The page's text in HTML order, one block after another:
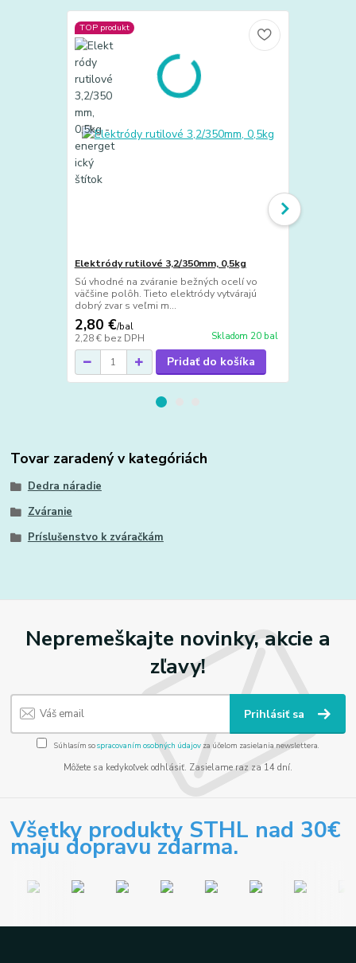
TOP produkt
Elektródy rutilové 3,2/350mm, 0,5kg
Sú vhodné na zváranie bežných ocelí vo
väčšine polôh. Tieto elektródy vytvárajú
dobrý zvar s veľmi m...
2,80 €/bal
2,28 € bez DPH Skladom 20 bal
Pridať do košíka
Tovar zaradený v kategóriách
Dedra náradie
Zváranie
Príslušenstvo k zváračkám
Nepremeškajte novinky, akcie a
zľavy!
Prihlásiť sa
Súhlasím sospracovaním osobných údajov za účelom zasielania newslettera.
Môžete sa kedykoľvek odhlásiť. Zasielame raz za 14 dní.
Všetky produkty STHL nad 30€
maju dopravu zdarma.